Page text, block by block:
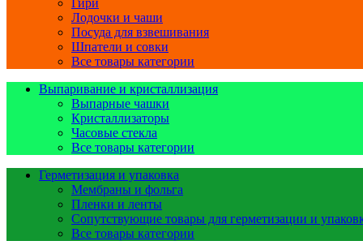
Гири
Лодочки и чаши
Посуда для взвешивания
Шпатели и совки
Все товары категории
Выпаривание и кристаллизация
Выпарные чашки
Кристаллизаторы
Часовые стекла
Все товары категории
Герметизация и упаковка
Мембраны и фольга
Пленки и ленты
Сопутствующие товары для герметизации и
Все товары категории